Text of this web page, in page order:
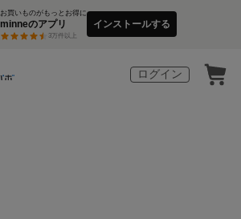
お買いものがもっとお得に
minneのアプリ
3万件以上
インストールする
ログイン